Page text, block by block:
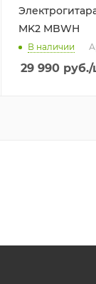
MK2 MBWH
В наличии
29 990 руб./